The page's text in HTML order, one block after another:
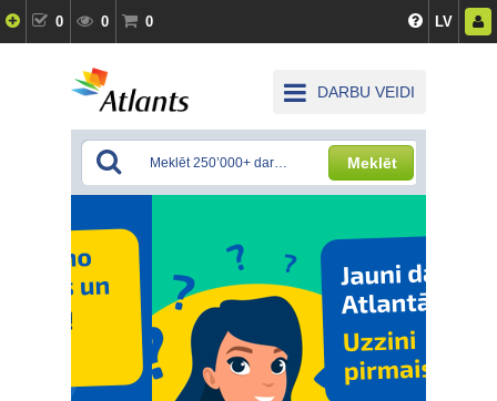
0 0 0 LV
DARBU VEIDI
Meklēt